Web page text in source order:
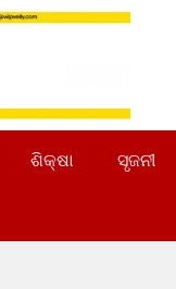
ଶିକ୍ଷା ସୃଜନୀ